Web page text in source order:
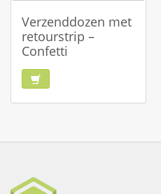
Verzenddozen met
retourstrip –
Confetti